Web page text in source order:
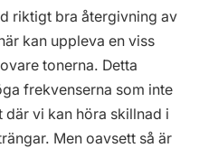
riktigt bra återgivning av
kan uppleva en viss
tonerna. Detta
frekvenserna som inte
vi kan höra skillnad i
Men oavsett så är